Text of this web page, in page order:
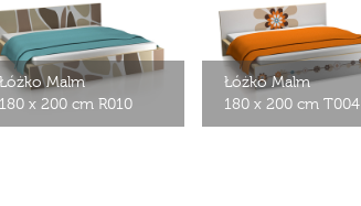
Łóżko Malm
180 x 200 cm R010
Łóżko Malm
180 x 200 cm T004